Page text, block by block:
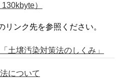
）
ンク先を参照ください。
土壌汚染対策法のしくみ」
について